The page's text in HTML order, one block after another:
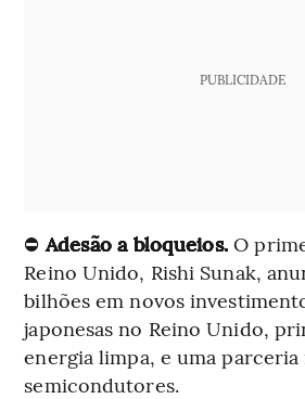
PUBLICIDADE
⛔Adesão a bloqueios. O
Reino Unido, Rishi Sunak,
bilhões em novos
japonesas no Reino Unido,
energia limpa, e uma parceria
semicondutores.